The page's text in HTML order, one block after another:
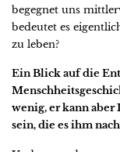
begegnet uns
bedeutet es
zu leben?
Ein Blick auf die
wenig, er kann
sein, die es ihm